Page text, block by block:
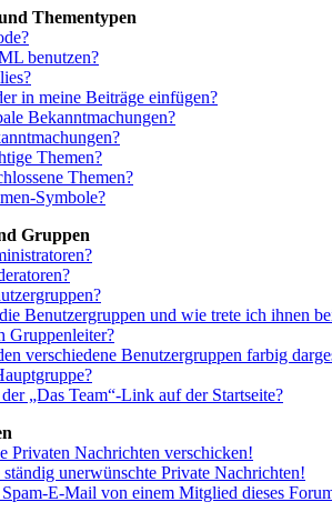
Thementypen
benutzen?
in meine Beiträge einfügen?
Bekanntmachungen?
Themen?
Themen?
Symbole?
Gruppen
Benutzergruppen und wie trete ich ihnen
Gruppenleiter?
verschiedene Benutzergruppen farbig
„Das Team“-Link auf der Startseite?
Privaten Nachrichten verschicken!
unerwünschte Private Nachrichten!
E-Mail von einem Mitglied dieses